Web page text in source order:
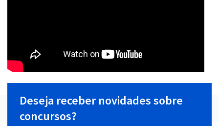
Deseja receber novidades sobre
concursos?